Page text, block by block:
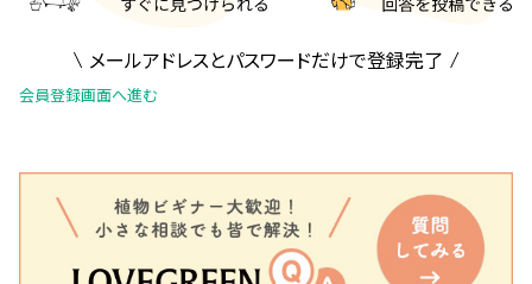
メールアドレスとパスワードだけで登録完了
会員登録画面へ進む